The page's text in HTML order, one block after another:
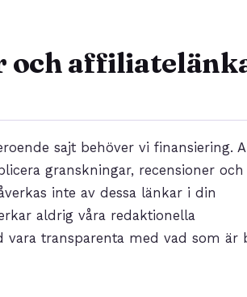
och
sajt behöver vi finansiering.
granskningar, recensioner
inte av dessa länkar i din
aldrig våra redaktionella
transparenta med vad som är